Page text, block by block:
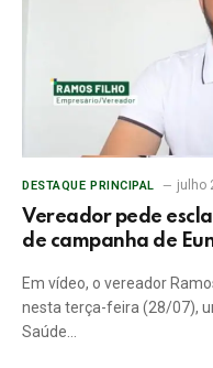
DESTAQUE PRINCIPAL julho
Vereador pede
de campanha de
Em vídeo, o vereador
nesta terça-feira (28/07),
Saúde…